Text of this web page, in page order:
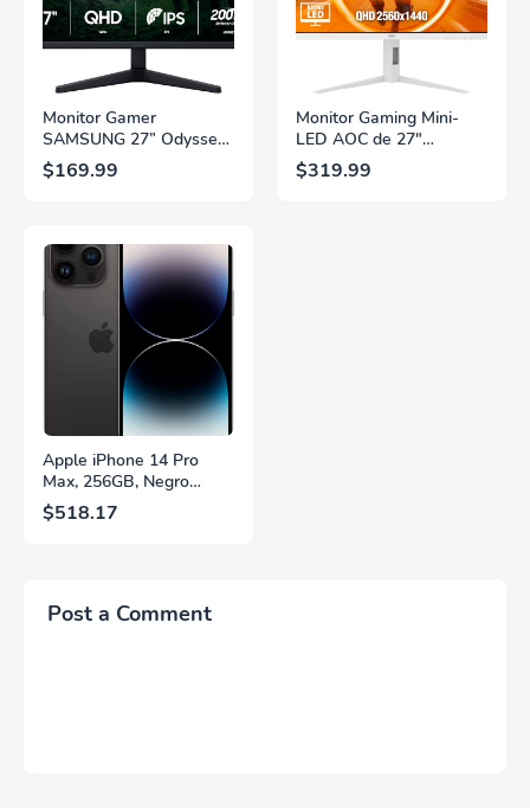
Monitor Gamer
SAMSUNG 27” Odyssey
G5 G53F con Resolución
QHD, HDR10,
Panel IPS, AMD
FreeSync™ Premium,
Ecualizador Negro,
Cambio Automático de
Fuente,
LS27FG532ENXZA
$169.99
Monitor Gaming Mini-
LED AOC de 27"
Pulgadas, QHD
2560×1440, 320Hz, 1ms
$319.99
Apple iPhone 14 Pro
Max, 256GB, Negro
Espacial - Desbloqueado
(Renovado)
$518.17
Post a Comment